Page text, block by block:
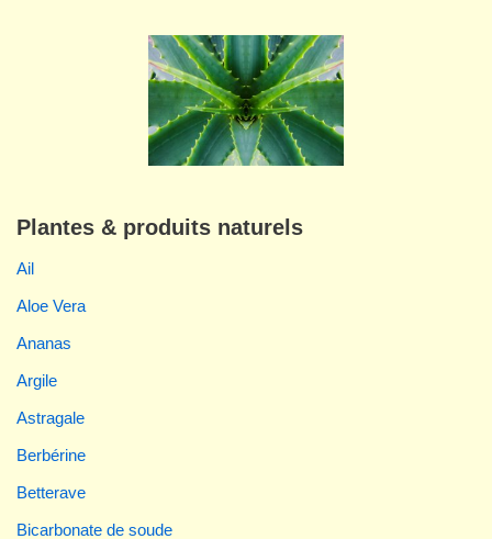
Plantes & produits naturels
Ail
Aloe Vera
Ananas
Argile
Astragale
Berbérine
Betterave
Bicarbonate de soude